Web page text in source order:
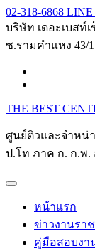
Skip
to
02-318-6868 LINE
บริษัท เดอะเบสท์
ซ.รามคำแหง 43/
THE BEST
ศูนย์ติวและจำหน่
ป.โท ภาค ก. ก.พ.
หน้าแรก
ข่าวงานรา
คู่มือสอบงา